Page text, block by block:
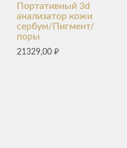
Портативный 3d
анализатор кожи
сербум/Пигмент/
поры
21329,00₽